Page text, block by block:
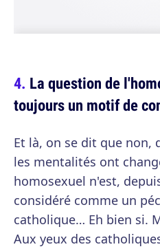
La question de
toujours un motif de
Et là, on se dit que non,
les mentalités ont
homosexuel n'est,
considéré comme un
catholique… Eh bien si.
Aux yeux des